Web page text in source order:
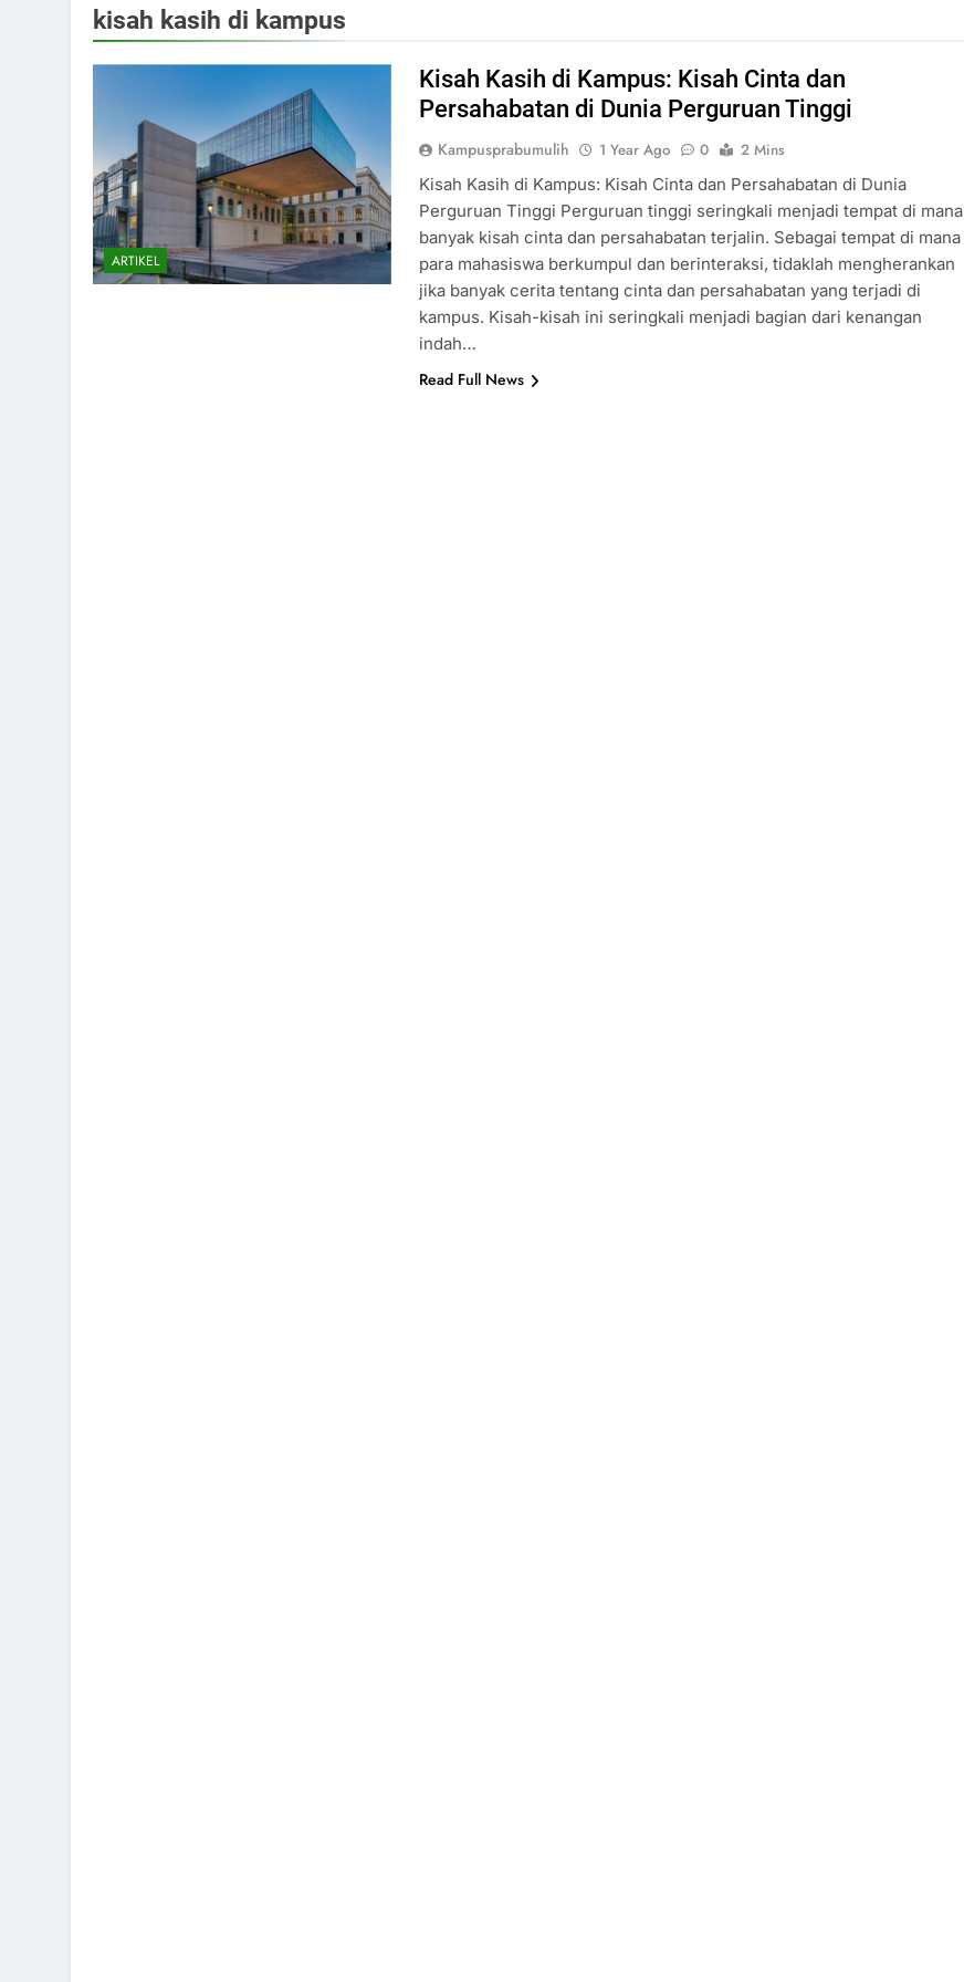
kisah kasih di kampus
ARTIKEL
Kisah Kasih di Kampus: Kisah Cinta dan
Persahabatan di Dunia Perguruan Tinggi
Kampusprabumulih 1 Year Ago 0
2 Mins
Kisah Kasih di Kampus: Kisah Cinta dan Persahabatan di Dunia
Perguruan Tinggi Perguruan tinggi seringkali menjadi tempat di mana
banyak kisah cinta dan persahabatan terjalin. Sebagai tempat di mana
para mahasiswa berkumpul dan berinteraksi, tidaklah mengherankan
jika banyak cerita tentang cinta dan persahabatan yang terjadi di
kampus. Kisah-kisah ini seringkali menjadi bagian dari kenangan
indah…
Read Full News